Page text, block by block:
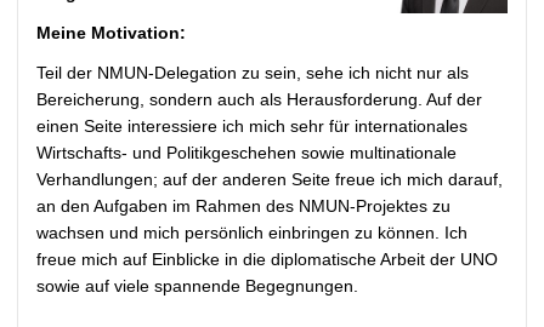
Meine Motivation:
Teil der NMUN-Delegation zu sein, sehe ich nicht nur als
Bereicherung, sondern auch als Herausforderung. Auf der
einen Seite interessiere ich mich sehr für internationales
Wirtschafts- und Politikgeschehen sowie multinationale
Verhandlungen; auf der anderen Seite freue ich mich darauf,
an den Aufgaben im Rahmen des NMUN-Projektes zu
wachsen und mich persönlich einbringen zu können. Ich
freue mich auf Einblicke in die diplomatische Arbeit der UNO
sowie auf viele spannende Begegnungen.